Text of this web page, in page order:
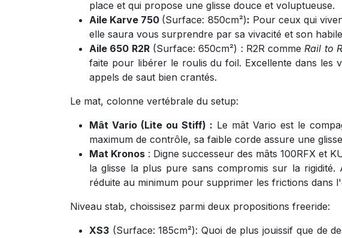
place et qui propose une glisse douce et voluptueuse.
Aile Karve 750 (Surface: 850cm²): Pour ceux qui
elle saura vous surprendre par sa vivacité et son
Aile 650 R2R(Surface: 650cm²) : R2R commeRail to
faite pour libérer le roulis du foil. Excellente dans les
appels de saut bien crantés.
Le mat, colonne vertébrale du setup:
Mât Vario (Lite ou Stiff) : Le mât Vario est le
maximum de contrôle, sa faible corde assure une
Mat Kronos : Digne successeur des mâts 100RFX et
la glisse la plus pure sans compromis sur la
réduite au minimum pour supprimer les frictions dans
Niveau stab, choissisez parmi deux propositions freeride:
XS3 (Surface: 185cm²): Quoi de plus jouissif que de